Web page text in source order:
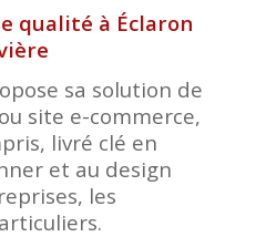
qualité à Éclaron
sa solution de
site e-commerce,
livré clé en
et au design
les